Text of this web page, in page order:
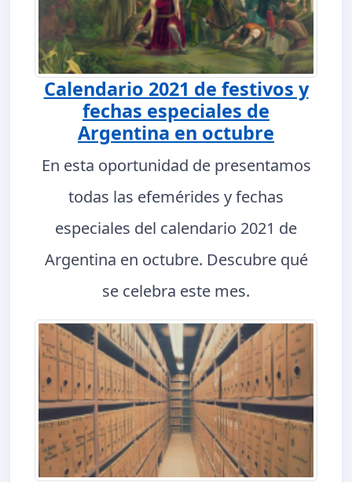
Calendario 2021 de festivos y
fechas especiales de
Argentina en octubre
En esta oportunidad de presentamos
todas las efemérides y fechas
especiales del calendario 2021 de
Argentina en octubre. Descubre qué
se celebra este mes.